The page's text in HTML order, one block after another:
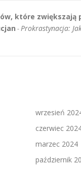
które zwiększają
-Prokrastynacja:
wrzesień
czerwiec
marzec 2024
październik